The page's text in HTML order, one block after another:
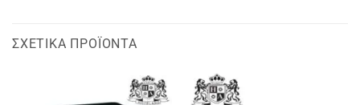
ΣΧΕΤΙΚΆ ΠΡΟΪΌΝΤΑ